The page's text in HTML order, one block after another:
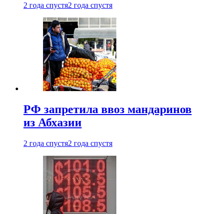
2 года спустя2 года спустя
РФ запретила ввоз мандаринов
из Абхазии
2 года спустя2 года спустя